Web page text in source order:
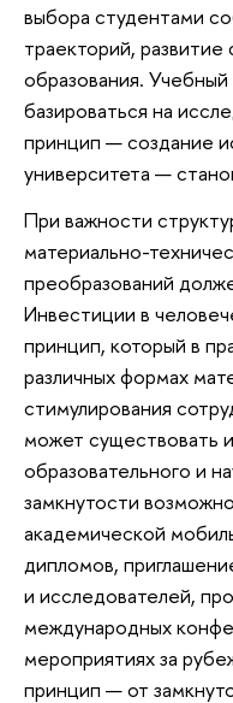
выбора студентами
траекторий,
образования.
базироваться на
принцип — создание
университета —
При важности
материально-
преобразований
Инвестиции в
принцип, который в
различных формах
стимулирования
может существовать
образовательного и
замкнутости
академической
дипломов,
и исследователей,
международных
мероприятиях за
принцип — от